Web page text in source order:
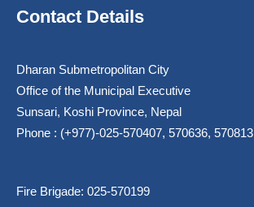
Contact Details
Dharan Submetropolitan City
Office of the Municipal Executive
Sunsari, Koshi Province, Nepal
Phone : (+977)-025-570407, 570636, 570813
Fire Brigade: 025-570199